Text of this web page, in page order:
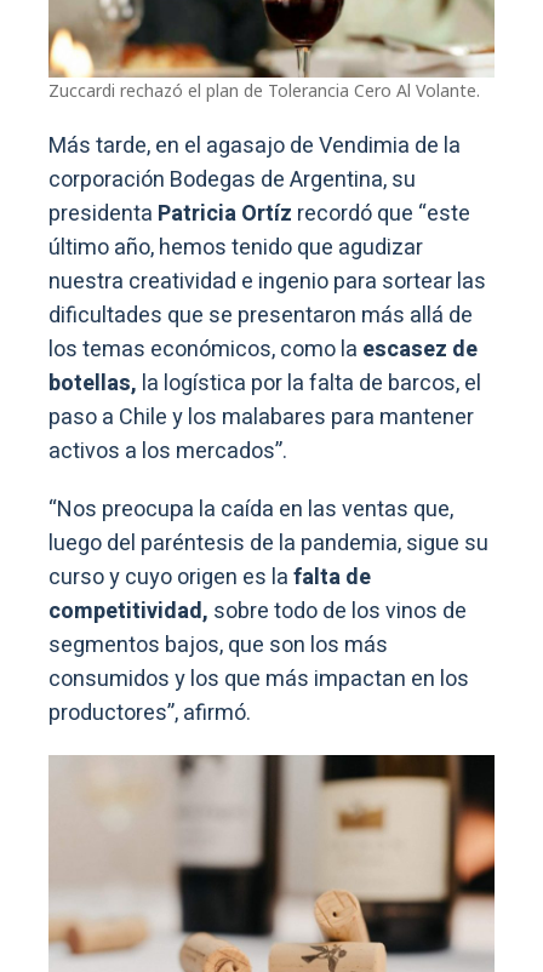
Zuccardi rechazó el plan de Tolerancia Cero Al Volante.
Más tarde, en el agasajo de Vendimia de la
corporación Bodegas de Argentina, su
presidenta Patricia Ortíz recordó que “este
último año, hemos tenido que agudizar
nuestra creatividad e ingenio para sortear las
dificultades que se presentaron más allá de
los temas económicos, como la escasez de
botellas, la logística por la falta de barcos, el
paso a Chile y los malabares para mantener
activos a los mercados”.
“Nos preocupa la caída en las ventas que,
luego del paréntesis de la pandemia, sigue su
curso y cuyo origen es lafalta de
competitividad, sobre todo de los vinos de
segmentos bajos, que son los más
consumidos y los que más impactan en los
productores”, afirmó.